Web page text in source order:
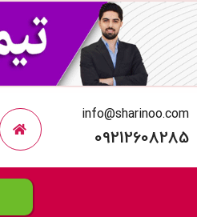
info@sharinoo.com
09212608285